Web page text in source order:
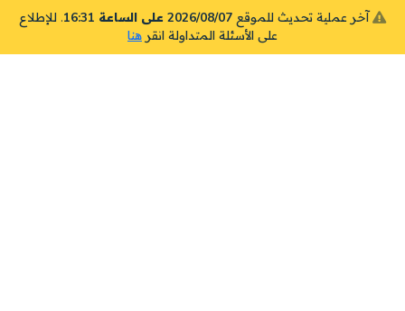
آخر عملية تحديث للموقع 2026/08/07 على الساعة 16:31
. للإطلاع
على الأسئلة المتداولة انقر هنا